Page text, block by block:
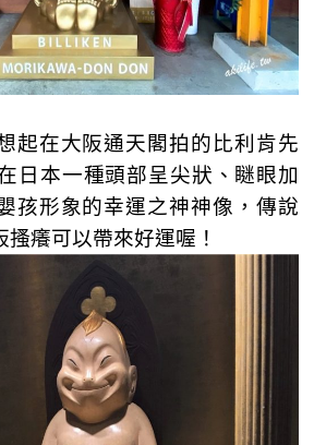
起在大阪通天閣拍的比利肯先
日本一種頭部呈尖狀、瞇眼加
孩形象的幸運之神神像，傳說
癢可以帶來好運喔！